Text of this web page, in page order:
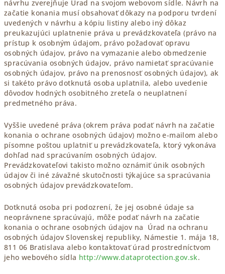
návrhu zverejňuje Úrad na svojom webovom sídle. Návrh na
začatie konania musí obsahovať dôkazy na podporu tvrdení
uvedených v návrhu a kópiu listiny alebo iný dôkaz
preukazujúci uplatnenie práva u prevádzkovateľa (právo na
prístup k osobným údajom, právo požadovať opravu
osobných údajov, právo na vymazanie alebo obmedzenie
spracúvania osobných údajov, právo namietať spracúvanie
osobných údajov, právo na prenosnosť osobných údajov), ak
si takéto právo dotknutá osoba uplatnila, alebo uvedenie
dôvodov hodných osobitného zreteľa o neuplatnení
predmetného práva.
Vyššie uvedené práva (okrem práva podať návrh na začatie
konania o ochrane osobných údajov) možno e-mailom alebo
písomne poštou uplatniť u prevádzkovateľa, ktorý vykonáva
dohľad nad spracúvaním osobných údajov.
Prevádzkovateľovi takisto možno oznámiť únik osobných
údajov či iné závažné skutočnosti týkajúce sa spracúvania
osobných údajov prevádzkovateľom.
Dotknutá osoba pri podozrení, že jej osobné údaje sa
neoprávnene spracúvajú, môže podať návrh na začatie
konania o ochrane osobných údajov na Úrad na ochranu
osobných údajov Slovenskej republiky, Námestie 1. mája 18,
811 06 Bratislava alebo kontaktovať úrad prostredníctvom
jeho webového sídla http://www.dataprotection.gov.sk.